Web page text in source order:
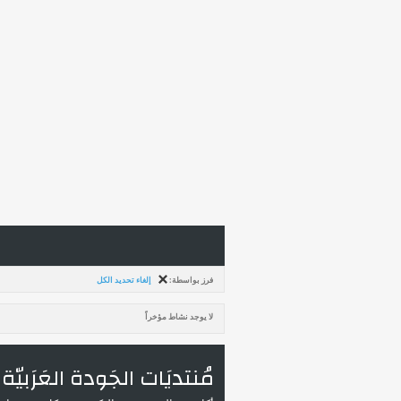
فرز بواسطة: إلغاء تحديد الكل
لا يوجد نشاط مؤخراً
مُنتديَات الجَودة العَرَبيّة